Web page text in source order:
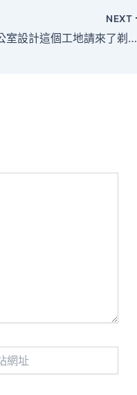
NEXT
億嵐辦公室設計這個工地請來了剃頭師